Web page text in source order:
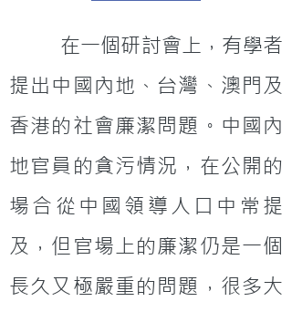
提出中國內地、台灣、澳門及
香港的社會廉潔問題。中國內
地官員的貪污情況，在公開的
場合從中國領導人口中常提
及，但官場上的廉潔仍是一個
長久又極嚴重的問題，很多大